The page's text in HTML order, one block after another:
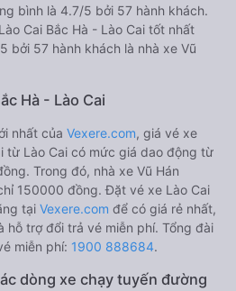
bình là 4.7/5 bởi 57 hành khách.
Cai Bắc Hà - Lào Cai tốt nhất
bởi 57 hành khách là nhà xe Vũ
Hà - Lào Cai
nhất của Vexere.com, giá vé xe
từ Lào Cai có mức giá dao động từ
Trong đó, nhà xe Vũ Hán
150000 đồng. Đặt vé xe Lào Cai
tại Vexere.com để có giá rẻ nhất,
hỗ trợ đổi trả vé miễn phí. Tổng đài
miễn phí: 1900 888684.
dòng xe chạy tuyến đường